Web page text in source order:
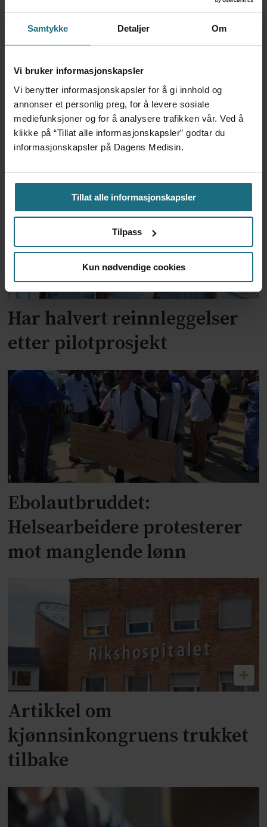
Samtykke Detaljer Om
Vi bruker informasjonskapsler
Vi benytter informasjonskapsler for å gi innhold og
annonser et personlig preg, for å levere sosiale
mediefunksjoner og for å analysere trafikken vår. Ved å
klikke på “Tillat alle informasjonskapsler” godtar du
informasjonskapsler på Dagens Medisin.
Tillat alle informasjonskapsler
Tilpass
Kun nødvendige cookies
– Etter en stund kom det
frem at han døgnet før
hadde drukket 25 vodka
Mistanken var ikke et
forskningsfunn
6 dager siden
Har halvert reinnleggelser
etter pilotprosjekt
Ebolautbruddet:
Helsearbeidere protesterer
mot manglende lønn
Artikkel om
kjønnsinkongruens trukket
tilbake